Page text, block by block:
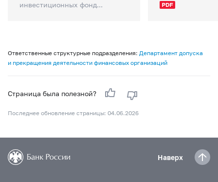
инвестиционных фонд...
Ответственные структурные подразделения: Департамент допуска
и прекращения деятельности финансовых организаций
Страница была полезной?
Последнее обновление страницы: 04.06.2026
Наверх